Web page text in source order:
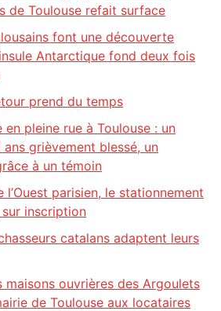
de Toulouse refait surface
font une découverte
Antarctique fond deux fois
prend du temps
pleine rue à Toulouse : un
ans grièvement blessé, un
à un témoin
l’Ouest parisien, le stationnement
inscription
catalans adaptent leurs
maisons ouvrières des Argoulets
de Toulouse aux locataires